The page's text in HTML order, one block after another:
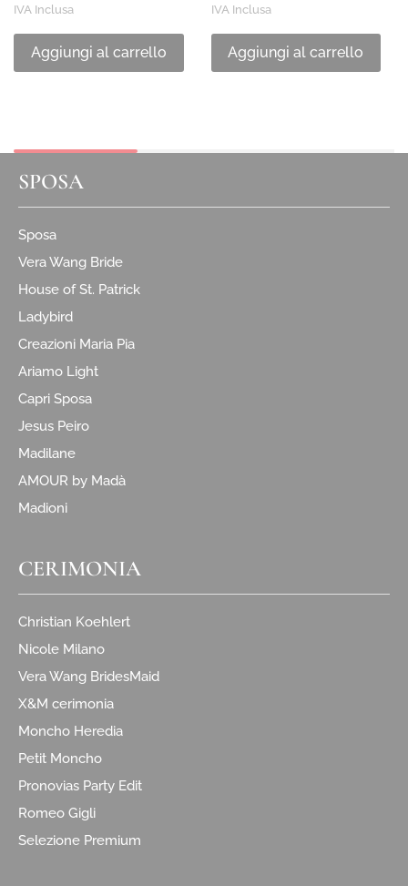
IVA Inclusa
Aggiungi al carrello
IVA Inclusa
Aggiungi al carrello
SPOSA
Sposa
Vera Wang Bride
House of St. Patrick
Ladybird
Creazioni Maria Pia
Ariamo Light
Capri Sposa
Jesus Peiro
Madilane
AMOUR by Madà
Madioni
CERIMONIA
Christian Koehlert
Nicole Milano
Vera Wang BridesMaid
X&M cerimonia
Moncho Heredia
Petit Moncho
Pronovias Party Edit
Romeo Gigli
Selezione Premium